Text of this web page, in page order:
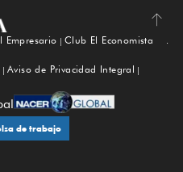
Subir
Empresario
Club El Economista
Aviso de Privacidad Integral
de trabajo